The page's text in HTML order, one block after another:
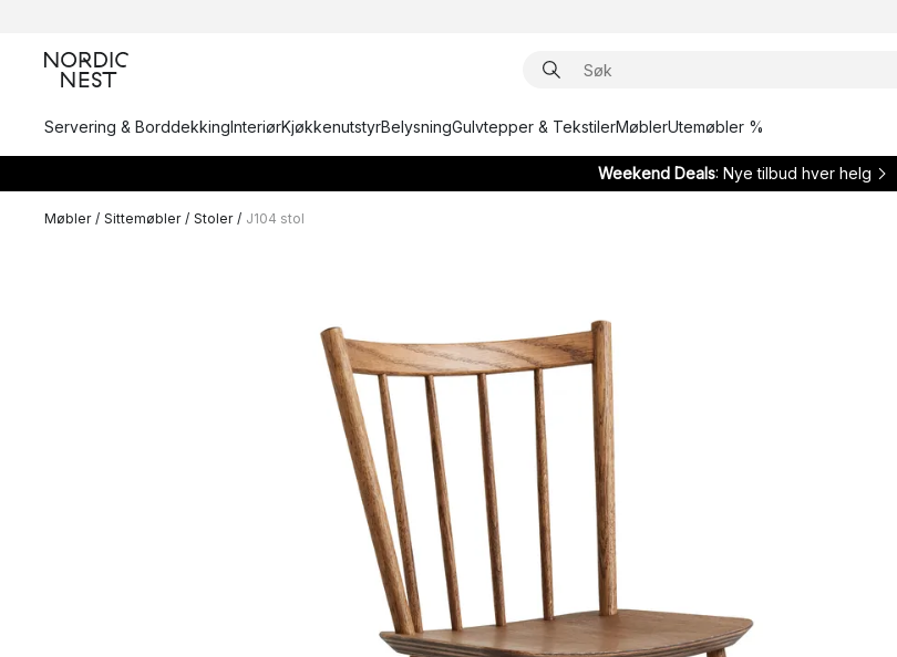
Servering & BorddekkingInteriørKjøkkenutstyrBelysningGulvtepper & TekstilerMøblerUtemøbler %
Weekend Deals: Nye tilbud hver helg
Møbler / Sittemøbler / Stoler / J104 stol